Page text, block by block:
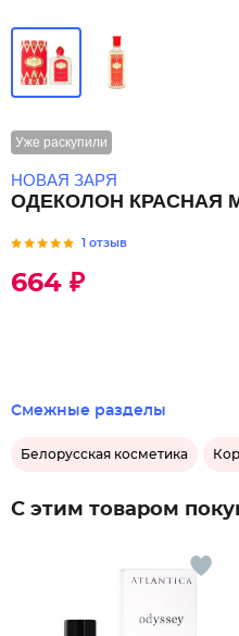
Уже раскупили
НОВАЯ ЗАРЯ
ОДЕКОЛОН КРАСНАЯ
1 отзыв
664 ₽
Смежные разделы
Белорусская косметика
С этим товаром